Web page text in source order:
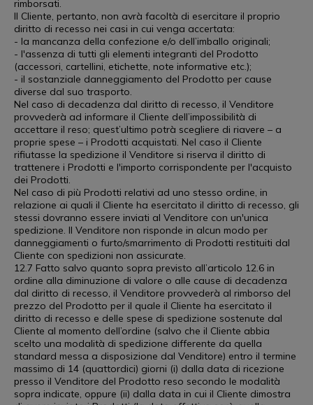
rimborsati.
Il Cliente, pertanto, non avrà facoltà di esercitare il proprio
diritto di recesso nei casi in cui venga accertata:
- la mancanza della confezione e/o dell’imballo originali;
- l'assenza di tutti gli elementi integranti del Prodotto
(accessori, cartellini, etichette, note informative etc.);
- il sostanziale danneggiamento del Prodotto per cause
diverse dal suo trasporto.
Nel caso di decadenza dal diritto di recesso, il Venditore
provvederà ad informare il Cliente dell’impossibilità di
accettare il reso; quest’ultimo potrà scegliere di riavere – a
proprie spese – i Prodotti acquistati. Nel caso il Cliente
rifiutasse la spedizione il Venditore si riserva il diritto di
trattenere i Prodotti e l'importo corrispondente per l'acquisto
dei Prodotti.
Nel caso di più Prodotti relativi ad uno stesso ordine, in
relazione ai quali il Cliente ha esercitato il diritto di recesso, gli
stessi dovranno essere inviati al Venditore con un'unica
spedizione. Il Venditore non risponde in alcun modo per
danneggiamenti o furto/smarrimento di Prodotti restituiti dal
Cliente con spedizioni non assicurate.
12.7 Fatto salvo quanto sopra previsto all’articolo 12.6 in
ordine alla diminuzione di valore o alle cause di decadenza
dal diritto di recesso, il Venditore provvederà al rimborso del
prezzo del Prodotto per il quale il Cliente ha esercitato il
diritto di recesso e delle spese di spedizione sostenute dal
Cliente al momento dell’ordine (salvo che il Cliente abbia
scelto una modalità di spedizione differente da quella
standard messa a disposizione dal Venditore) entro il termine
massimo di 14 (quattordici) giorni (i) dalla data di ricezione
presso il Venditore del Prodotto reso secondo le modalità
sopra indicate, oppure (ii) dalla data in cui il Cliente dimostra